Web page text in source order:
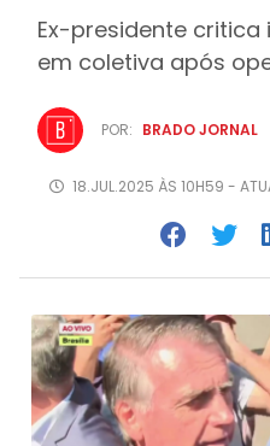
Ex-presidente critica
em coletiva após
POR: BRADO JORNAL
18.JUL.2025 ÀS 10H59 -